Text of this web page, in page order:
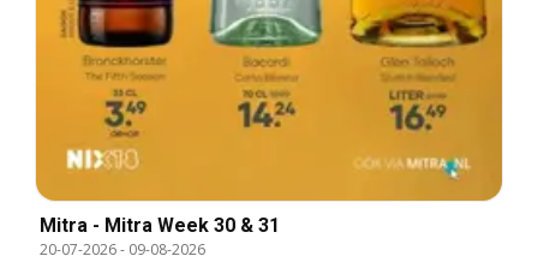
Mitra - Mitra Week 30 & 31
20-07-2026- 09-08-2026